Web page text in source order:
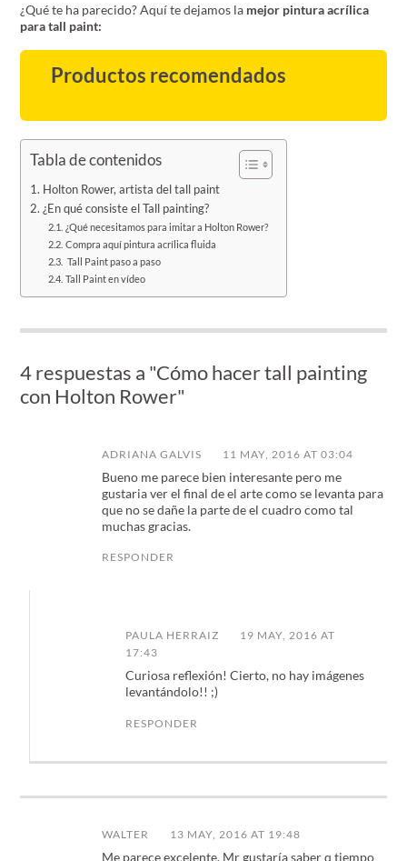
¿Qué te ha parecido? Aquí te dejamos la mejor pintura acrílica
para tall paint:
Productos recomendados
Tabla de contenidos
Holton Rower, artista del tall paint
¿En qué consiste el Tall painting?
¿Qué necesitamos para imitar a Holton Rower?
Compra aquí pintura acrílica fluida
Tall Paint paso a paso
Tall Paint en vídeo
4 respuestas a "Cómo hacer tall painting
con Holton Rower"
ADRIANA GALVIS 11 MAY, 2016 AT 03:04
Bueno me parece bien interesante pero me
gustaria ver el final de el arte como se levanta para
que no se dañe la parte de el cuadro como tal
muchas gracias.
RESPONDER
PAULA HERRAIZ
19 MAY, 2016 AT
17:43
Curiosa reflexión! Cierto, no hay imágenes
levantándolo!! ;)
RESPONDER
WALTER 13 MAY, 2016 AT 19:48
Me parece excelente. Mr gustaría saber q tiempo